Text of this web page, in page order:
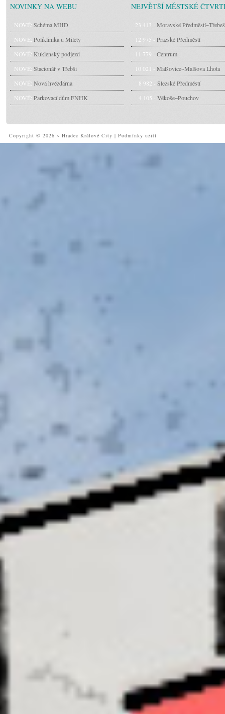
NOVINKY NA WEBU
NOVÉ: Schéma MHD
NOVÉ: Poliklinika u Milety
NOVÉ: Kuklenský podjezd
NOVÉ: Stacionář v Třebši
NOVÉ: Nová hvězdárna
NOVÉ: Parkovací dům FNHK
NEJVĚTŠÍ MĚSTSKÉ
23 413 - Moravské Předměstí~Třebeš
12 975 - Pražské Předměstí
11 779 - Centrum
10 021 - Malšovice~Malšova Lhota
8 982 - Slezské Předměstí
4 105 - Věkoše~Pouchov
Copyright © 2026 ~ Hradec Králové City | Podmínky užití